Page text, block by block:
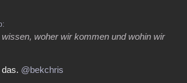
woher wir kommen und wohin wir
@bekchris